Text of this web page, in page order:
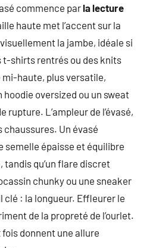
commence parla lecture
haute met l’accent sur la
la jambe, idéale si
t-shirts rentrés ou des knits
haute, plus versatile,
hoodie oversized ou un sweat
rupture. L’ampleur de l’évasé,
chaussures. Un évasé
semelle épaisse et équilibre
tandis qu’un flare discret
chunky ou une sneaker
: la longueur. Effleurer le
de la propreté de l’ourlet.
donnent une allure